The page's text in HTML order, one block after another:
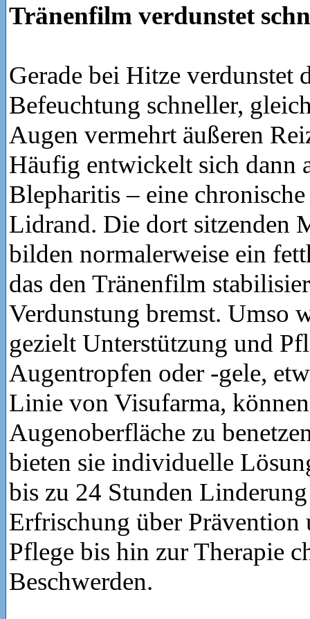
Tränenfilm verdunstet
Gerade bei Hitze verdunstet
Befeuchtung schneller,
Augen vermehrt äußeren
Häufig entwickelt sich dann
Blepharitis – eine
Lidrand. Die dort sitzenden
bilden normalerweise ein
das den Tränenfilm
Verdunstung bremst. Umso
gezielt Unterstützung und
Augentropfen oder -gele,
Linie von Visufarma,
Augenoberfläche zu
bieten sie individuelle
bis zu 24 Stunden
Erfrischung über Prävention
Pflege bis hin zur Therapie
Beschwerden.